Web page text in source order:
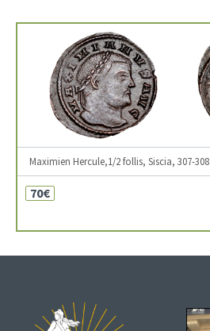
Maximien Hercule,1/2 follis, Siscia, 307-308
70€